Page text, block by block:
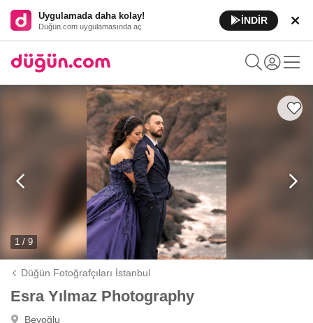
Uygulamada daha kolay!
Düğün.com uygulamasında aç
İNDİR
1 / 9
Düğün Fotoğrafçıları İstanbul
Esra Yılmaz Photography
Beyoğlu